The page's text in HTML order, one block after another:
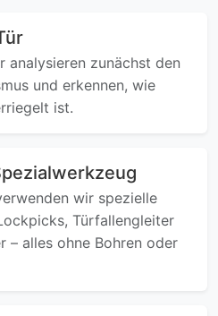
analysieren zunächst den
und erkennen, wie
ist.
wir spezielle
Türfallengleiter
– alles ohne Bohren oder